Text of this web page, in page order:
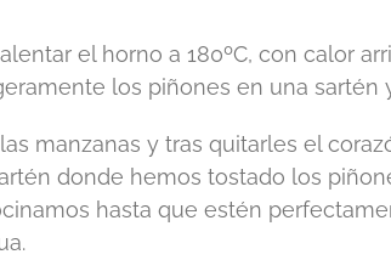
el horno a 180ºC, con calor
los piñones en una sartén
manzanas y tras quitarles el
donde hemos tostado los
hasta que estén